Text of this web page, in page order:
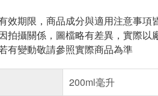
效期限，商品成分與適用注意事項
拍攝關係，圖檔略有差異，實際以
有變動敬請參照實際商品為準
200ml毫升